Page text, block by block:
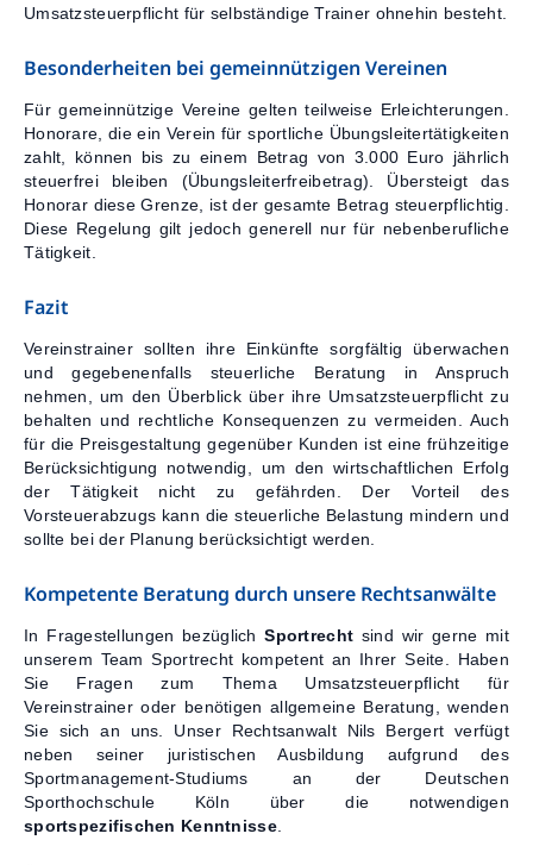
Umsatzsteuerpflicht für selbständige Trainer ohnehin besteht.
Besonderheiten bei gemeinnützigen Vereinen
Für gemeinnützige Vereine gelten teilweise Erleichterungen.
Honorare, die ein Verein für sportliche Übungsleitertätigkeiten
zahlt, können bis zu einem Betrag von 3.000 Euro jährlich
steuerfrei bleiben (Übungsleiterfreibetrag). Übersteigt das
Honorar diese Grenze, ist der gesamte Betrag steuerpflichtig.
Diese Regelung gilt jedoch generell nur für nebenberufliche
Tätigkeit.
Fazit
Vereinstrainer sollten ihre Einkünfte sorgfältig überwachen
und gegebenenfalls steuerliche Beratung in Anspruch
nehmen, um den Überblick über ihre Umsatzsteuerpflicht zu
behalten und rechtliche Konsequenzen zu vermeiden. Auch
für die Preisgestaltung gegenüber Kunden ist eine frühzeitige
Berücksichtigung notwendig, um den wirtschaftlichen Erfolg
der Tätigkeit nicht zu gefährden. Der Vorteil des
Vorsteuerabzugs kann die steuerliche Belastung mindern und
sollte bei der Planung berücksichtigt werden.
Kompetente Beratung durch unsere Rechtsanwälte
In Fragestellungen bezüglichSportrecht sind wir gerne mit
unserem Team Sportrecht kompetent an Ihrer Seite. Haben
Sie Fragen zum Thema Umsatzsteuerpflicht für
Vereinstrainer oder benötigen allgemeine Beratung, wenden
Sie sich an uns. Unser Rechtsanwalt Nils Bergert verfügt
neben seiner juristischen Ausbildung aufgrund des
Sportmanagement-Studiums an der Deutschen
Sporthochschule Köln über die notwendigen
sportspezifischen Kenntnisse.